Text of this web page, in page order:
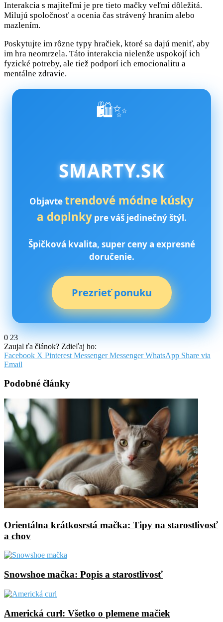
Interakcia s majiteľmi je pre tieto mačky veľmi dôležitá.
Milujú spoločnosť a ocenia čas strávený hraním alebo
mazlením.
Poskytujte im rôzne typy hračiek, ktoré sa dajú meniť, aby
im hra neomrzela. Táto interakcia nielenže uspokojí ich
fyzické potreby, ale tiež podporí ich emocionalitu a
mentálne zdravie.
🛍️✨
SMARTY.SK
Objavtetrendové módne kúsky
a doplnkypre váš jedinečný štýl.
Špičková kvalita, super ceny a expresné
doručenie.
Prezrieť ponuku
0 23
Zaujal ťa článok? Zdieľaj ho:
Facebook X Pinterest Messenger Messenger WhatsApp Share via
Email
Podobné články
Orientálna krátkosrstá mačka: Tipy na starostlivosť
a chov
Snowshoe mačka: Popis a starostlivosť
Americká curl: Všetko o plemene mačiek